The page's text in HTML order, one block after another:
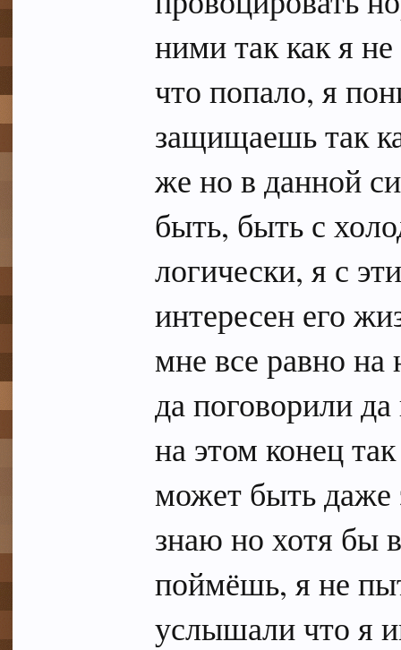
ними так как я
что попало, я
защищаешь так
же но в данной
быть, быть с
логически, я с
интересен его
мне все равно на
да поговорили
на этом конец
может быть даже
знаю но хотя бы
поймёшь, я не
услышали что я